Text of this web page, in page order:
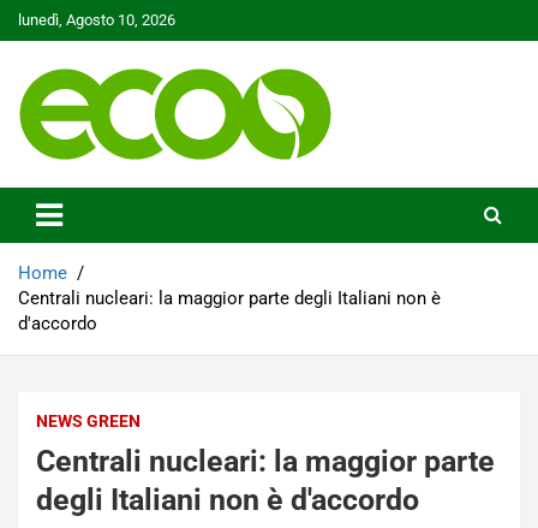
Skip
to
lunedì, Agosto 10, 2026
Ecoo.it
Home
Centrali nucleari: la maggior parte degli Italiani non è
d'accordo
NEWS GREEN
Centrali nucleari: la maggior parte
degli Italiani non è d'accordo